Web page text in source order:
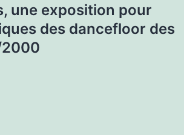
une exposition pour
des dancefloor des